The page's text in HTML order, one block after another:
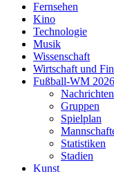
Fernsehen
Kino
Technologie
Musik
Wissenschaft
Wirtschaft und
Fußball-WM 2026
Nachrichten
Gruppen
Spielplan
Statistiken
Stadien
Kunst